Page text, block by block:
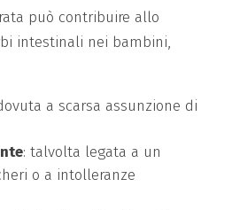
può contribuire allo
intestinali nei bambini,
a scarsa assunzione di
: talvolta legata a un
o a intolleranze